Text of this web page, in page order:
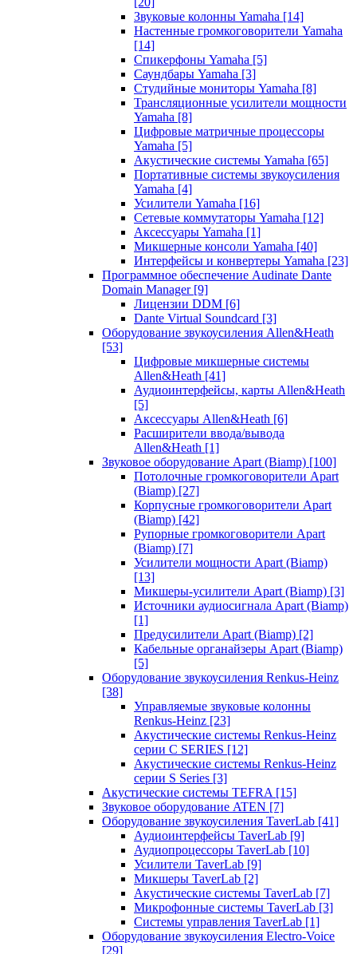
Звуковые колонны Yamaha [14]
Настенные громкоговорители Yamaha
[14]
Спикерфоны Yamaha [5]
Саундбары Yamaha [3]
Студийные мониторы Yamaha [8]
Трансляционные усилители мощности
Yamaha [8]
Цифровые матричные процессоры
Yamaha [5]
Акустические системы Yamaha [65]
Портативные системы звукоусиления
Yamaha [4]
Усилители Yamaha [16]
Сетевые коммутаторы Yamaha [12]
Аксессуары Yamaha [1]
Микшерные консоли Yamaha [40]
Интерфейсы и конвертеры Yamaha [23]
Программное обеспечение Audinate Dante
Domain Manager [9]
Лицензии DDM [6]
Dante Virtual Soundcard [3]
Оборудование звукоусиления Allen&Heath
[53]
Цифровые микшерные системы
Allen&Heath [41]
Аудиоинтерфейсы, карты Allen&Heath
[5]
Аксессуары Allen&Heath [6]
Расширители ввода/вывода
Allen&Heath [1]
Звуковое оборудование Apart (Biamp) [100]
Потолочные громкоговорители Apart
(Biamp) [27]
Корпусные громкоговорители Apart
(Biamp) [42]
Рупорные громкоговорители Apart
(Biamp) [7]
Усилители мощности Apart (Biamp)
[13]
Микшеры-усилители Apart (Biamp) [3]
Источники аудиосигнала Apart (Biamp)
[1]
Предусилители Apart (Biamp) [2]
Кабельные органайзеры Apart (Biamp)
[5]
Оборудование звукоусиления Renkus-Heinz
[38]
Управляемые звуковые колонны
Renkus-Heinz [23]
Акустические системы Renkus-Heinz
серии C SERIES [12]
Акустические системы Renkus-Heinz
серии S Series [3]
Акустические системы TEFRA [15]
Звуковое оборудование ATEN [7]
Оборудование звукоусиления TaverLab [41]
Аудиоинтерфейсы TaverLab [9]
Аудиопроцессоры TaverLab [10]
Усилители TaverLab [9]
Микшеры TaverLab [2]
Акустические системы TaverLab [7]
Микрофонные системы TaverLab [3]
Системы управления TaverLab [1]
Оборудование звукоусиления Electro-Voice
[29]